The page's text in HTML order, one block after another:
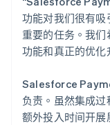
功能对我们很有
重要的任务。我
功能和真正的优化
Salesforce
负责。虽然集成
额外投入时间开展